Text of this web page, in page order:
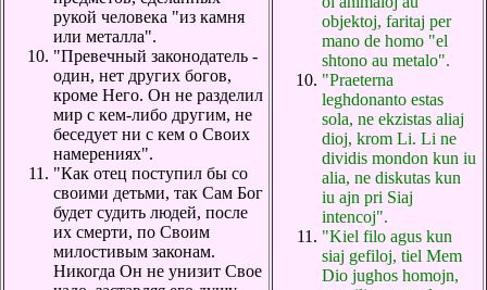
рукой человека "из камня
или металла".
"Превечный законодатель -
один, нет других богов,
кроме Него. Он не разделил
мир с кем-либо другим, не
беседует ни с кем о Своих
намерениях".
"Как отец поступил бы со
своими детьми, так Сам Бог
будет судить людей, после
их смерти, по Своим
милостивым законам.
Никогда Он не унизит Свое
objektoj, faritaj per
mano de homo "el
shtono au metalo".
"Praeterna
leghdonanto estas
sola, ne ekzistas aliaj
dioj, krom Li. Li ne
dividis mondon kun iu
alia, ne diskutas kun
iu ajn pri Siaj
intencoj".
"Kiel filo agus kun
siaj gefiloj, tiel Mem
Dio jughos homojn,